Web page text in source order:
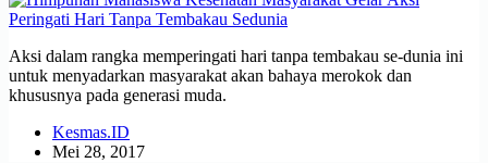
Aksi dalam rangka memperingati hari tanpa tembakau se-dunia ini
untuk menyadarkan masyarakat akan bahaya merokok dan
khususnya pada generasi muda.
Kesmas.ID
Mei 28, 2017